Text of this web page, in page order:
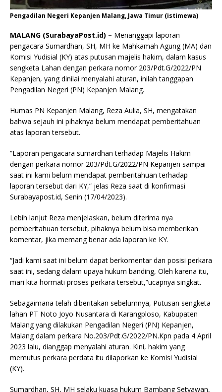
Pengadilan Negeri Kepanjen Malang, Jawa Timur (istimewa)
MALANG (SurabayaPost.id) – Menanggapi laporan
pengacara Sumardhan, SH, MH ke Mahkamah Agung (MA) dan
Komisi Yudisial (KY) atas putusan majelis hakim, dalam kasus
sengketa Lahan dengan perkara nomor 203/Pdt.G/2022/PN
Kepanjen, yang dinilai menyalahi aturan, inilah tanggapan
Pengadilan Negeri (PN) Kepanjen Malang.
Humas PN Kepanjen Malang, Reza Aulia, SH, mengatakan
bahwa sejauh ini pihaknya belum mendapat pemberitahuan
atas laporan tersebut.
“Laporan pengacara sumardhan terhadap Majelis Hakim
dengan perkara nomor 203/Pdt.G/2022/PN Kepanjen sampai
saat ini kami belum mendapat pemberitahuan terhadap
laporan tersebut dari KY,” jelas Reza saat di konfirmasi
Surabayapost.id, Senin (17/04/2023).
Lebih lanjut Reza menjelaskan, belum diterima nya
pemberitahuan tersebut, pihaknya belum bisa memberikan
komentar, jika memang benar ada laporan ke KY.
“Jadi kami saat ini belum dapat berkomentar dan posisi perkara
saat ini, sedang dalam upaya hukum banding, Oleh karena itu,
mari kita hormati proses perkara tersebut,”ucapnya singkat.
Sebagaimana telah diberitakan sebelumnya, Putusan sengketa
lahan PT Noto Joyo Nusantara di Karangploso, Kabupaten
Malang yang dilakukan Pengadilan Negeri (PN) Kepanjen,
Malang dalam perkara No.203/Pdt.G/2022/PN.Kpn pada 4 April
2023 lalu, dianggap menyalahi aturan. Kini, hakim yang
memutus perkara perdata itu dilaporkan ke Komisi Yudisial
(KY).
Sumardhan, SH, MH selaku kuasa hukum Bambang Setyawan,